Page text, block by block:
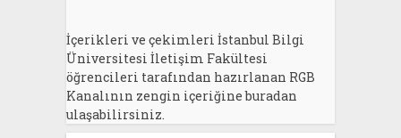
İçerikleri ve çekimleri İstanbul Bilgi
Üniversitesi İletişim Fakültesi
öğrencileri tarafından hazırlanan RGB
Kanalının zengin içeriğine buradan
ulaşabilirsiniz.